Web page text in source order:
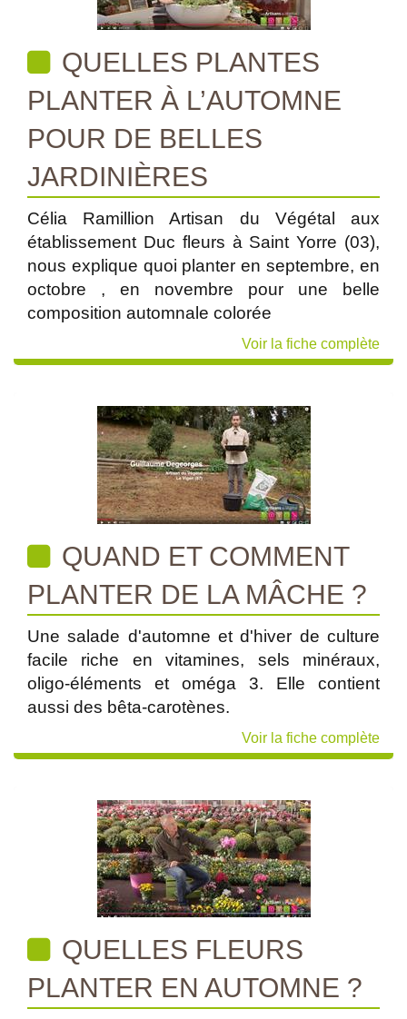
QUELLES PLANTES
PLANTER À L’AUTOMNE
POUR DE BELLES
JARDINIÈRES
Célia Ramillion Artisan du Végétal aux
établissement Duc fleurs à Saint Yorre (03),
nous explique quoi planter en septembre, en
octobre , en novembre pour une belle
composition automnale colorée
Voir la fiche complète
QUAND ET COMMENT
PLANTER DE LA MÂCHE ?
Une salade d'automne et d'hiver de culture
facile riche en vitamines, sels minéraux,
oligo-éléments et oméga 3. Elle contient
aussi des bêta-carotènes.
Voir la fiche complète
QUELLES FLEURS
PLANTER EN AUTOMNE ?